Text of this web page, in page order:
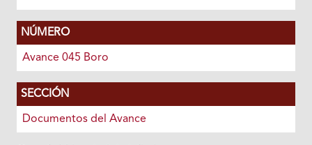
NÚMERO
Avance 045 Boro
SECCIÓN
Documentos del Avance